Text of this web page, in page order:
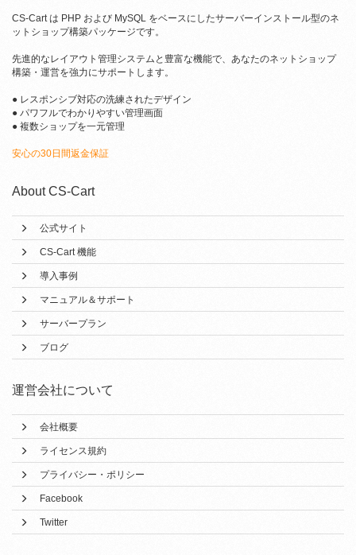
CS-Cart は PHP および MySQL をベースにしたサーバーインストール型のネ
ットショップ構築パッケージです。
先進的なレイアウト管理システムと豊富な機能で、あなたのネットショップ
構築・運営を強力にサポートします。
● レスポンシブ対応の洗練されたデザイン
● パワフルでわかりやすい管理画面
● 複数ショップを一元管理
安心の30日間返金保証
About CS-Cart
公式サイト
CS-Cart 機能
導入事例
マニュアル＆サポート
サーバープラン
ブログ
運営会社について
会社概要
ライセンス規約
プライバシー・ポリシー
Facebook
Twitter